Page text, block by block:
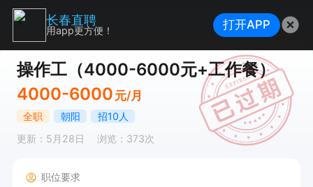
操作工（4000-6000元+工作餐）
4000-6000 元/月
全职 朝阳
招10人
更新：5月28日
浏览：373次
职位要求
长春直聘
用app更方便！ 打开APP